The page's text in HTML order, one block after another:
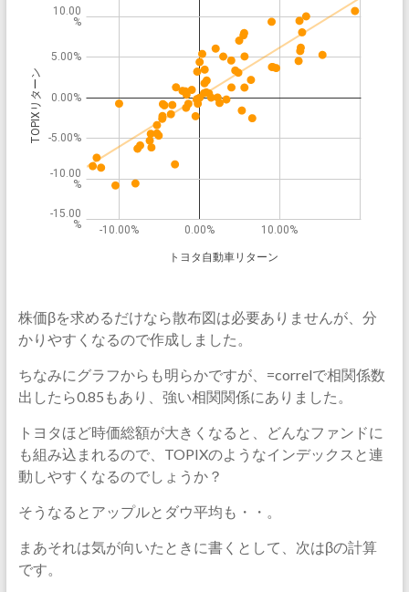
株価βを求めるだけなら散布図は必要ありませんが、分
かりやすくなるので作成しました。
ちなみにグラフからも明らかですが、=correlで相関係数
出したら0.85もあり、強い相関関係にありました。
トヨタほど時価総額が大きくなると、どんなファンドに
も組み込まれるので、TOPIXのようなインデックスと連
動しやすくなるのでしょうか？
そうなるとアップルとダウ平均も・・。
まあそれは気が向いたときに書くとして、次はβの計算
です。